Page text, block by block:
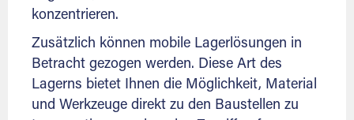
konzentrieren.
Zusätzlich können mobile Lagerlösungen in
Betracht gezogen werden. Diese Art des
Lagerns bietet Ihnen die Möglichkeit, Material
und Werkzeuge direkt zu den Baustellen zu